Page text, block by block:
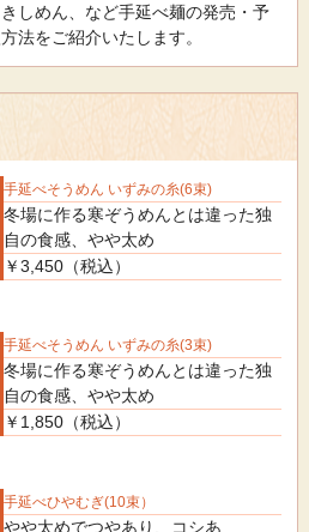
しめん、など手延べ麺の発売・予
法をご紹介いたします。
手延べそうめん いずみの糸(6束)
冬場に作る寒ぞうめんとは違った独
自の食感、やや太め
￥3,450（税込）
手延べそうめん いずみの糸(3束)
冬場に作る寒ぞうめんとは違った独
自の食感、やや太め
￥1,850（税込）
手延べひやむぎ(10束）
やや太めでつやあり、コシあ